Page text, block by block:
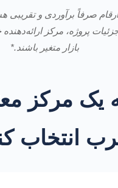
صرفاً برآوردی و
پروژه، مرکز
بازار متغیر باشند.*
یک مرکز
انتخاب